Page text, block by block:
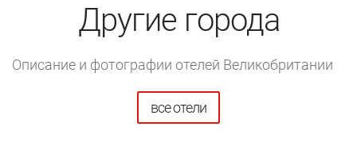
Другие города
Описание и фотографии отелей Великобритании
все отели